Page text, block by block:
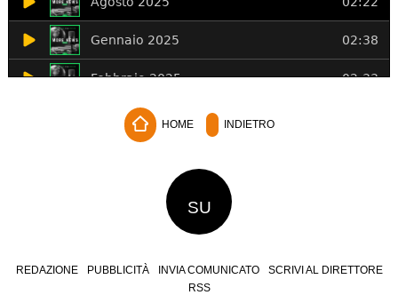
HOME INDIETRO
SU
REDAZIONE PUBBLICITÀ INVIA COMUNICATO
SCRIVI AL DIRETTORE
RSS